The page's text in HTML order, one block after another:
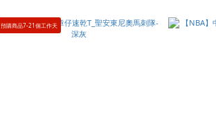
預購商品7-21個工作天